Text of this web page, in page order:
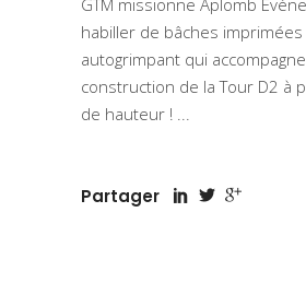
GTM missionne Aplomb
habiller de bâches imprimées
autogrimpant qui
construction de la Tour D2 à
de hauteur !
Partager